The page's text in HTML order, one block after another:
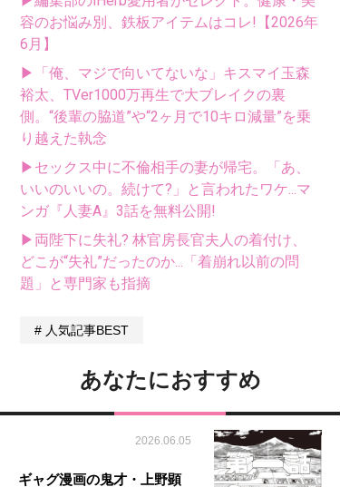
容のお悩み別、鉄板アイテムはコレ!【2026年
6月】
▶「俺、マジで向いてないな」キスマイ玉森
裕太、TVer1000万再生で大ブレイクの裏
側。“後輩の脇道”や“2ヶ月で10キロ減量”を乗
り越えた執念
▶セックス中に不倫相手の妻が帰宅。「あ、
いいのいいの。続けて?」と言われたワケ...マ
ンガ『人妻A』3話を無料公開!
▶両陛下に失礼? 林官房長官夫人の着付け、
どこが“失礼”だったのか...「着崩れ以前の問
題」と専門家も指摘
人気記事BEST
あなたにおすすめ
2026.06.05
ギャグ漫画の鬼才・上野顕